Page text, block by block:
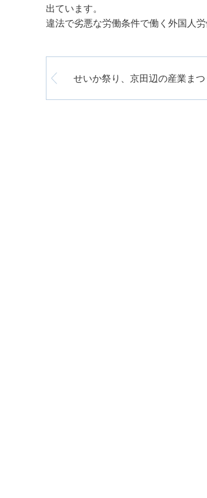
出ています。
違法で劣悪な労働条件で働く外国人
せいか祭り、京田辺の産業ま